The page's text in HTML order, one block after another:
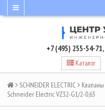
+7 (495) 255-54-71,
Каталог
SCHNEIDER ELECTRIC Клапаны
Schneider Electric VZ32-G1/2-0,63